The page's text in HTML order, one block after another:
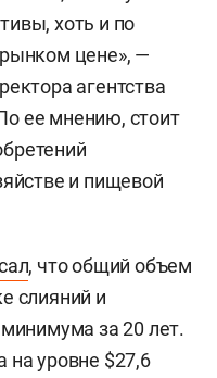
хоть и по
цене», —
агентства
ее мнению, стоит
и пищевой
, что общий объем
слияний и
за 20 лет.
уровне $27,6